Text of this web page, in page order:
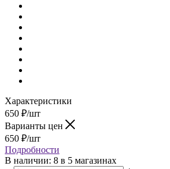
Характеристики
650 ₽/шт
Варианты цен
650 ₽/шт
Подробности
В наличии: 8 в 5 магазинах